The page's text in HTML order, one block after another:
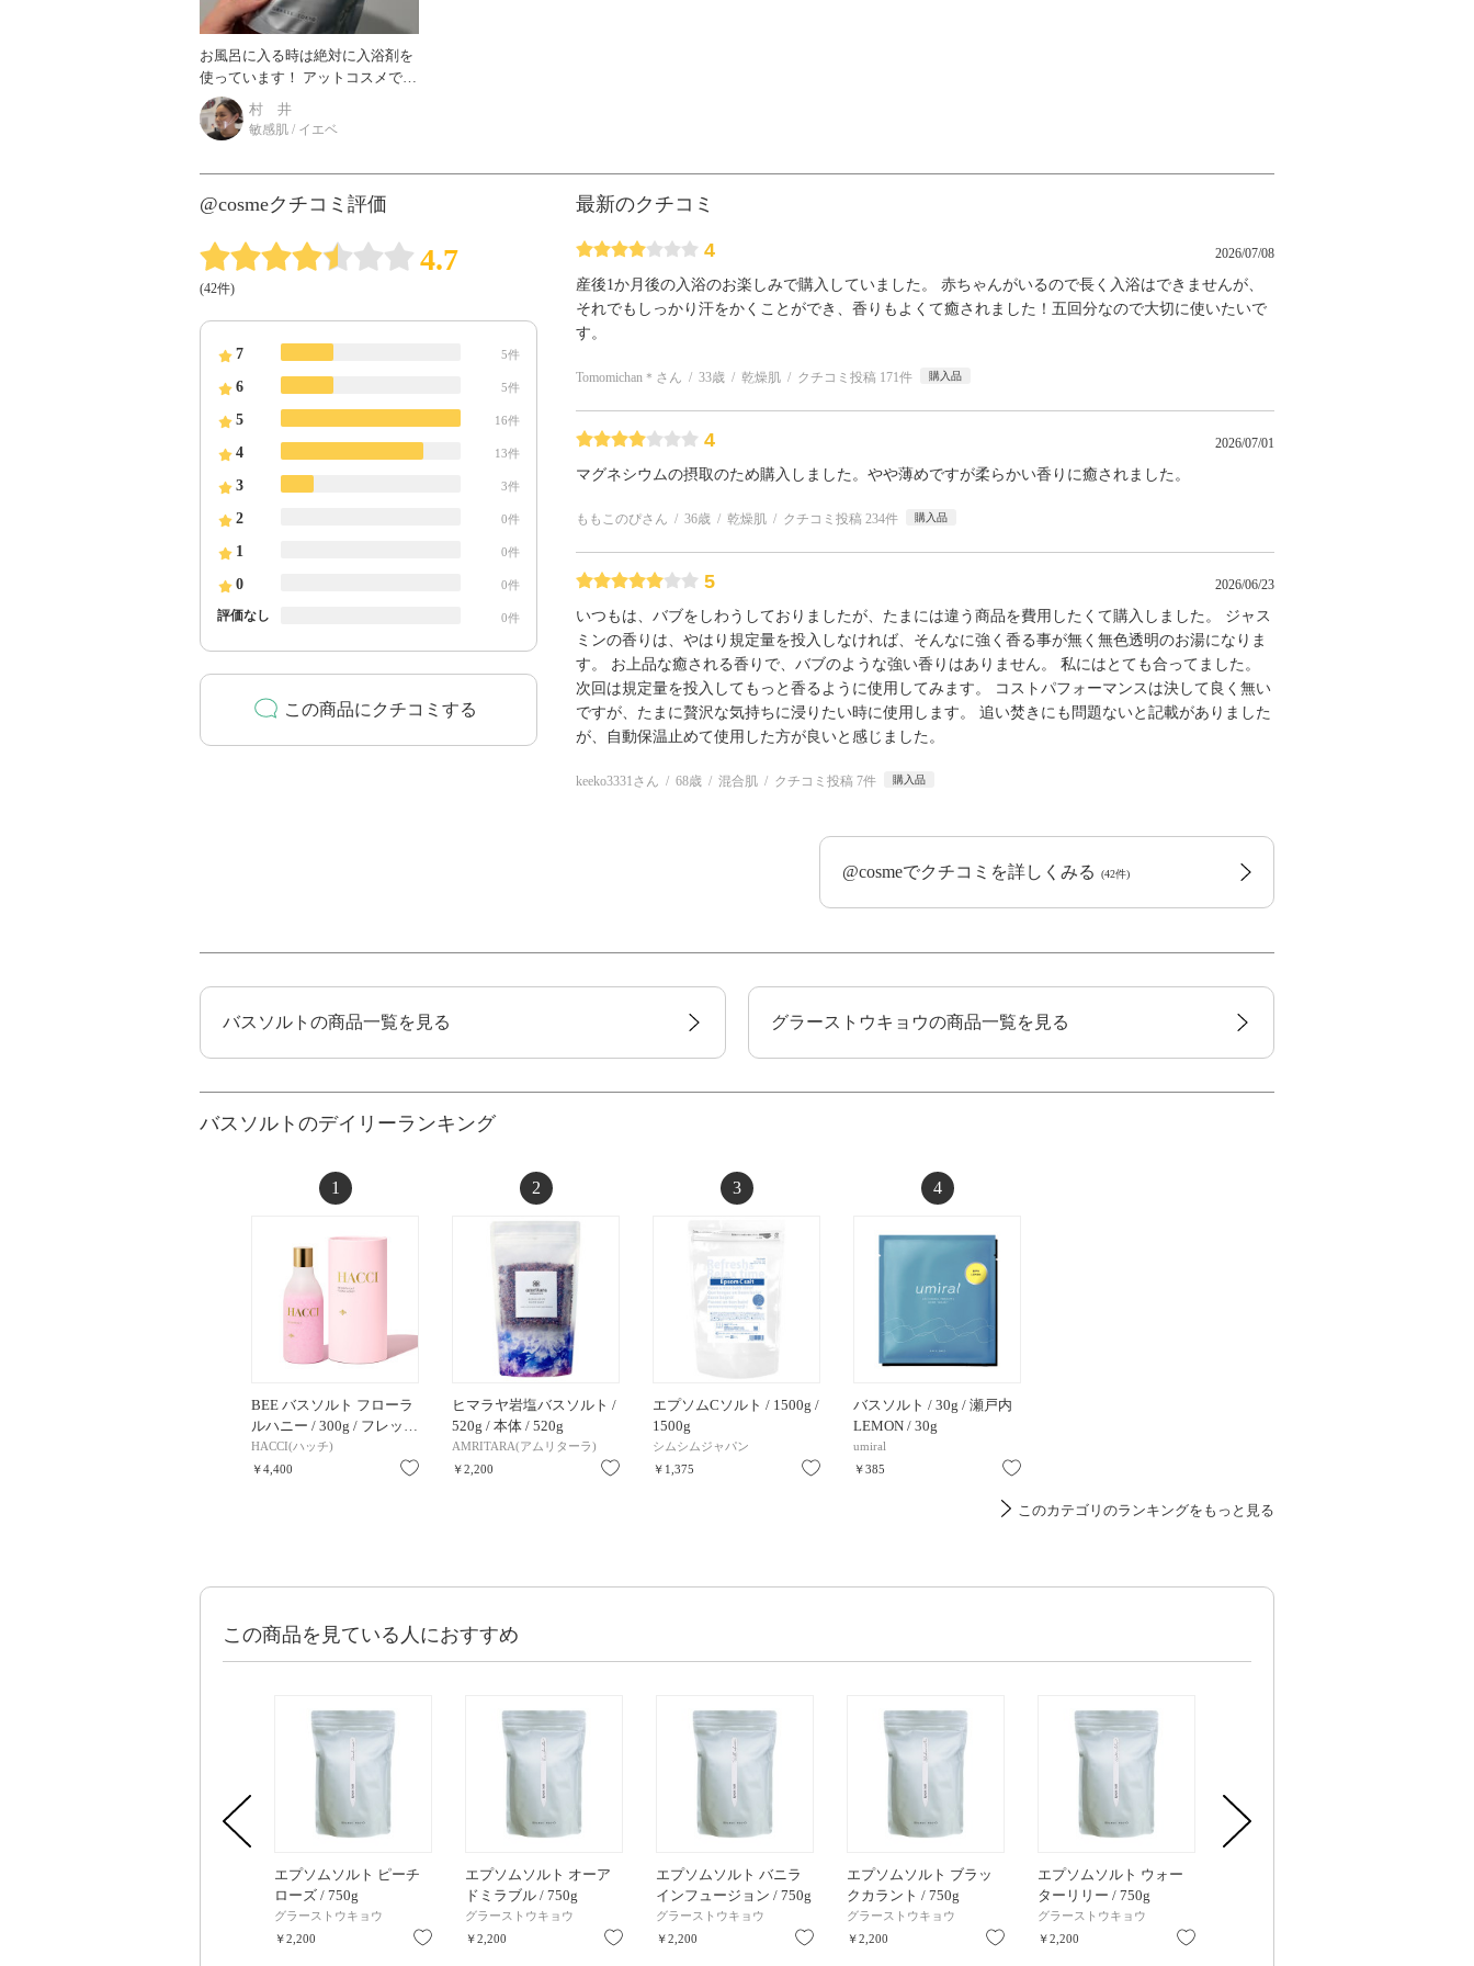
お風呂に入る時は絶対に入浴剤を
使っています！ アットコスメでバ
スソルトで調べて出てきた 気にな
りすぎたエプソムソルト買ってみ
村 井
敏感肌 / イエベ
@cosmeクチコミ評価
4.7
(42件)
7 5件
6 5件
5 16件
4 13件
3 3件
2 0件
1 0件
0 0件
評価なし 0件
この商品にクチコミする
最新のクチコミ
4 2026/07/08
産後1か月後の入浴のお楽しみで購入していました。 赤ちゃんがいるので長く入浴はできませんが、
それでもしっかり汗をかくことができ、香りもよくて癒されました！五回分なので大切に使いたいで
す。
Tomomichan＊さん 33歳 乾燥肌 クチコミ投稿 171件 購入品
4 2026/07/01
マグネシウムの摂取のため購入しました。やや薄めですが柔らかい香りに癒されました。
ももこのぴさん 36歳 乾燥肌 クチコミ投稿 234件 購入品
5 2026/06/23
いつもは、バブをしわうしておりましたが、たまには違う商品を費用したくて購入しました。 ジャス
ミンの香りは、やはり規定量を投入しなければ、そんなに強く香る事が無く無色透明のお湯になりま
す。 お上品な癒される香りで、バブのような強い香りはありません。 私にはとても合ってました。
次回は規定量を投入してもっと香るように使用してみます。 コストパフォーマンスは決して良く無い
ですが、たまに贅沢な気持ちに浸りたい時に使用します。 追い焚きにも問題ないと記載がありました
が、自動保温止めて使用した方が良いと感じました。
keeko3331さん 68歳 混合肌 クチコミ投稿 7件 購入品
@cosmeでクチコミを詳しくみる (42件)
バスソルトの商品一覧を見る グラーストウキョウの商品一覧を見る
バスソルトのデイリーランキング
1
BEE バスソルト フローラ
ルハニー / 300g / フレッ…
HACCI(ハッチ)
￥4,400
お気に入り
2
ヒマラヤ岩塩バスソルト /
520g / 本体 / 520g
AMRITARA(アムリターラ)
￥2,200
お気に入り
3
エプソムCソルト / 1500g /
1500g
シムシムジャパン
￥1,375
お気に入り
4
バスソルト / 30g / 瀬戸内
LEMON / 30g
umiral
￥385
このカテゴリのランキングをもっと見る
この商品を見ている人におすすめ
エプソムソルト ピーチ
ローズ / 750g
グラーストウキョウ
￥2,200
お気に入り
エプソムソルト オーア
ドミラブル / 750g
グラーストウキョウ
￥2,200
お気に入り
エプソムソルト バニラ
インフュージョン / 750g
グラーストウキョウ
￥2,200
お気に入り
エプソムソルト ブラッ
クカラント / 750g
グラーストウキョウ
￥2,200
お気に入り
エプソムソルト ウォー
ターリリー / 750g
グラーストウキョウ
￥2,200